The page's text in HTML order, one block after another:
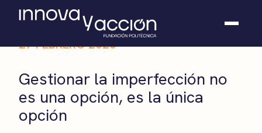
Somos fundación
Casos de éxito
Hackathones
27 FEBRERO 2020
Gestionar la imperfección no
es una opción, es la única
opción